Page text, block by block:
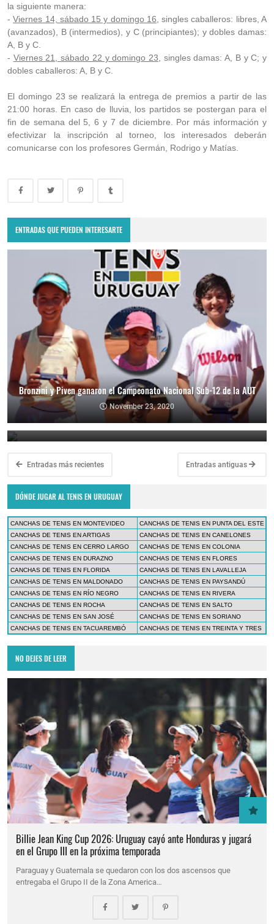
la siguiente manera:
-Viernes 14, sábado 15 y domingo 16 , singles caballeros: libres, A
(avanzados), B (intermedios), y C (principiantes); y dobles damas:
A, B y C.
- Viernes 21, sábado 22 y domingo 23 , singles damas: A, B y C; y
dobles caballeros: A, B y C.
El domingo 23 se realizará la entrega de premios a partir de las
21:00 horas. En caso de lluvia, los partidos se postergan para el
fin de semana del 5, 6 y 7 de diciembre. Por más información y
efectivizar la inscripción al torneo, los interesados deberán
comunicarse con los profesores Germán, Rodrigo y Matías.
ENTRADAS QUE PUEDEN INTERESARTE
Bronzini y Piven ganaron el Campeonato Nacional Sub-12 de la AUT
November 23, 2020
Se juega el Campeonato Nacional de la Categoría Sub-12 de la AUT
November 21, 2020
Entradas más recientes Entradas antiguas
DÓNDE JUGAR AL TENIS EN URUGUAY
CANCHAS DE TENIS EN MONTEVIDEO
CANCHAS DE TENIS EN PUNTA DEL ESTE
CANCHAS DE TENIS EN ARTIGAS
CANCHAS DE TENIS EN CANELONES
CANCHAS DE TENIS EN CERRO LARGO
CANCHAS DE TENIS EN COLONIA
CANCHAS DE TENIS EN DURAZNO
CANCHAS DE TENIS EN FLORES
CANCHAS DE TENIS EN FLORIDA
CANCHAS DE TENIS EN LAVALLEJA
CANCHAS DE TENIS EN MALDONADO
CANCHAS DE TENIS EN PAYSANDÚ
CANCHAS DE TENIS EN RÍO NEGRO
CANCHAS DE TENIS EN RIVERA
CANCHAS DE TENIS EN ROCHA
CANCHAS DE TENIS EN SALTO
CANCHAS DE TENIS EN SAN JOSÉ
CANCHAS DE TENIS EN SORIANO
CANCHAS DE TENIS EN TACUAREMBÓ
CANCHAS DE TENIS EN TREINTA Y TRES
NO DEJES DE LEER
Billie Jean King Cup 2026: Uruguay cayó ante Honduras y jugará
en el Grupo III en la próxima temporada
Paraguay y Guatemala se quedaron con los dos ascensos que
entregaba el Grupo II de la Zona America…